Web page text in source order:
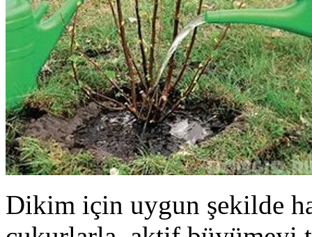
Dikim için uygun şekilde